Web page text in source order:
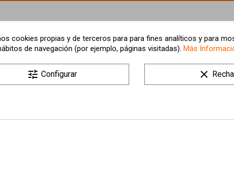
cookies propias y de terceros para para fines analíticos y para
de navegación (por ejemplo, páginas visitadas). Más
tune Configurar clear